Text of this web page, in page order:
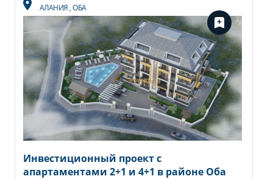
АЛАНИЯ,ОБА
Инвестиционный проект с
апартаментами 2+1 и 4+1 в районе Оба